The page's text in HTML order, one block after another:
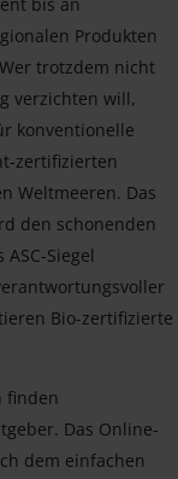
Produkten
trotzdem nicht
verzichten will,
konventionelle
zertifizierten
Weltmeeren. Das
den schonenden
Siegel
Bio-zertifizierte
finden
Das Online-
dem einfachen